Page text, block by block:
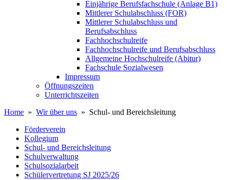
Einjährige Berufsfachschule (Anlage B1)
Mittlerer Schulabschluss (FOR)
Mittlerer Schulabschluss und
Berufsabschluss
Fachhochschulreife
Fachhochschulreife und Berufsabschluss
Allgemeine Hochschulreife (Abitur)
Fachschule Sozialwesen
Impressum
Öffnungszeiten
Unterrichtszeiten
Home » Wir über uns » Schul- und Bereichsleitung
Förderverein
Kollegium
Schul- und Bereichsleitung
Schulverwaltung
Schulsozialarbeit
Schülervertretung SJ 2025/26